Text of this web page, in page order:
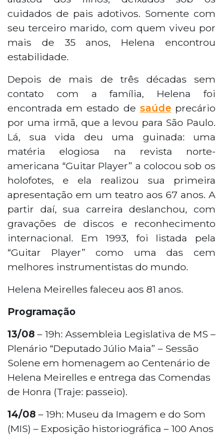
cuidados de pais adotivos. Somente com
seu terceiro marido, com quem viveu por
mais de 35 anos, Helena encontrou
estabilidade.
Depois de mais de três décadas sem
contato com a família, Helena foi
encontrada em estado de saúdeprecário
por uma irmã, que a levou para São Paulo.
Lá, sua vida deu uma guinada: uma
matéria elogiosa na revista norte-
americana “Guitar Player” a colocou sob os
holofotes, e ela realizou sua primeira
apresentação em um teatro aos 67 anos. A
partir daí, sua carreira deslanchou, com
gravações de discos e reconhecimento
internacional. Em 1993, foi listada pela
“Guitar Player” como uma das cem
melhores instrumentistas do mundo.
Helena Meirelles faleceu aos 81 anos.
Programação
13/08 – 19h: Assembleia Legislativa de MS –
Plenário “Deputado Júlio Maia” – Sessão
Solene em homenagem ao Centenário de
Helena Meirelles e entrega das Comendas
de Honra (Traje: passeio).
14/08 – 19h: Museu da Imagem e do Som
(MIS) – Exposição historiográfica – 100 Anos